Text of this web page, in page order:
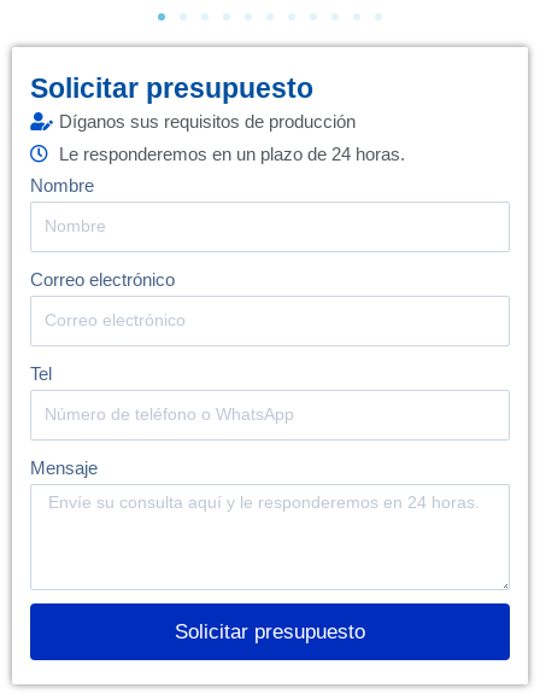
Solicitar presupuesto
Díganos sus requisitos de producción
Le responderemos en un plazo de 24 horas.
Nombre
Correo electrónico
Tel
Mensaje
Solicitar presupuesto